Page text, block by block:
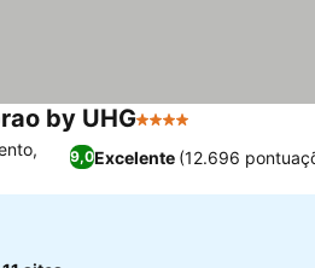
by UHG4 Estrelas
9,0Excelente (12.696